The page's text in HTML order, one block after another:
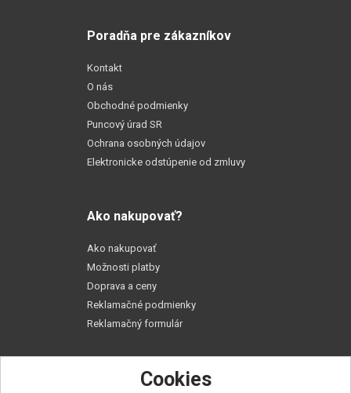
Cookies
Poradňa pre zákazníkov
Kontakt
O nás
Obchodné podmienky
Puncový úrad SR
Ochrana osobných údajov
Elektronicke odstúpenie od zmluvy
Ako nakupovať?
Ako nakupovať
Možnosti platby
Doprava a ceny
Reklamačné podmienky
Reklamačný formulár
Praktické rady